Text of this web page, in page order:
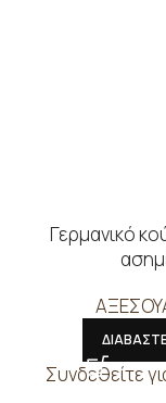
Γερμανικό
Συνδεθείτε